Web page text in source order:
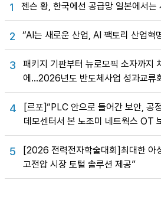
1 젠슨 황, 한국에선 공급망 일본에서는
2 “AI는 새로운 산업, AI 팩토리 산업혁
3
패키지 기판부터 뉴로모픽 소자까지
에…2026년도 반도체사업 성과교류
4
[르포]“PLC 안으로 들어간 보안, 공
데모센터서 본 노조미 네트웍스 OT
5
[2026 전력전자학술대회]최대한 아
고전압 시장 토털 솔루션 제공”